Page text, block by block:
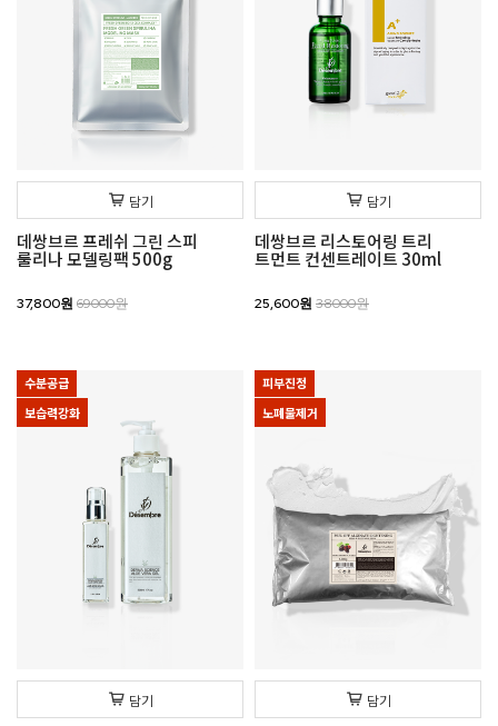
담기
데쌍브르 프레쉬 그린 스피
룰리나 모델링팩 500g
37,800원 69000원
담기
데쌍브르 리스토어링 트리
트먼트 컨센트레이트 30ml
25,600원 38000원
수분공급
보습력강화
담기
피부진정
노폐물제거
담기